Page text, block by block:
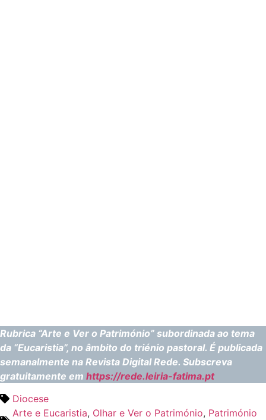
Rubrica “Arte e Ver o Património” subordinada ao tema
da “Eucaristia”, no âmbito do triénio pastoral. É publicada
semanalmente na Revista Digital Rede. Subscreva
gratuitamente em https://rede.leiria-fatima.pt
Diocese
Arte e Eucaristia, Olhar e Ver o Património, Património